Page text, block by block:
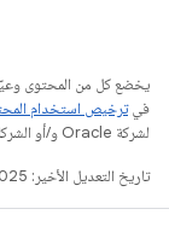
يخضع كل من المحتوى
فيترخيص استخدام
لشركة Oracle و/أو الشركات التابعة لها.
تاريخ التعديل الأخير: 2025-07-26 (حسب التوقيت العالمي المتفَّق عليه)